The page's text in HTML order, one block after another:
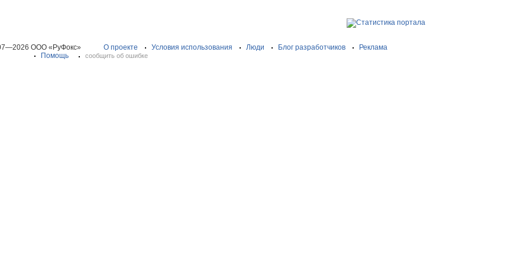
ООО «РуФокс» О проекте Условия использования Люди Блог разработчиков
Реклама
Помощь
сообщить об ошибке